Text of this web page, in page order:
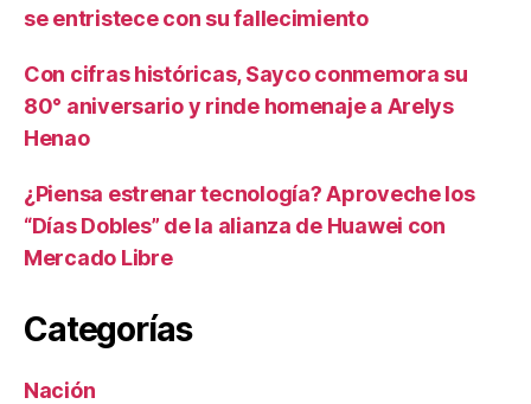
se entristece con su fallecimiento
Con cifras históricas, Sayco conmemora su
80° aniversario y rinde homenaje a Arelys
Henao
¿Piensa estrenar tecnología? Aproveche los
“Días Dobles” de la alianza de Huawei con
Mercado Libre
Categorías
Nación